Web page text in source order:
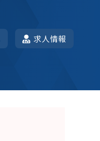
求人情報